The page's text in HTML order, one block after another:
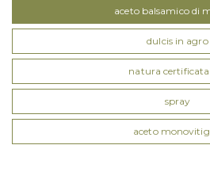
aceto balsamico di
dulcis in agro
natura
spray
aceto